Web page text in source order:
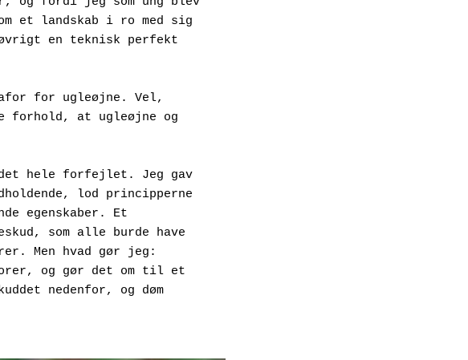
et landskab i ro med sig
en teknisk perfekt
for ugleøjne. Vel,
forhold, at ugleøjne og
hele forfejlet. Jeg gav
lod principperne
egenskaber. Et
som alle burde have
Men hvad gør jeg:
og gør det om til et
nedenfor, og døm